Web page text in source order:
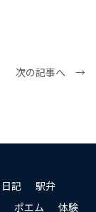
次の記事へ →
日記
駅弁
ポエム 体験